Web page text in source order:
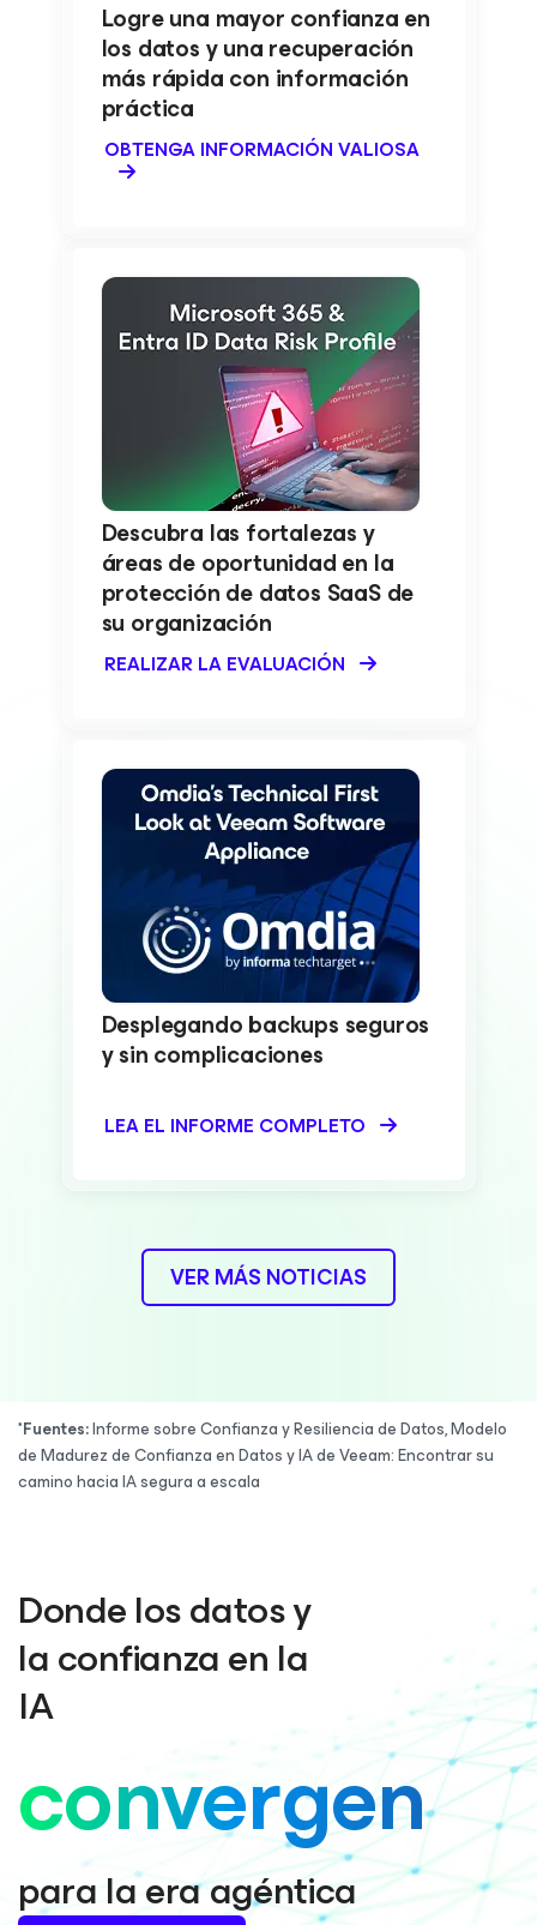
Logre una mayor confianza en
los datos y una recuperación
más rápida con información
práctica
OBTENGA INFORMACIÓN VALIOSA
Descubra las fortalezas y
áreas de oportunidad en la
protección de datos SaaS de
su organización
REALIZAR LA EVALUACIÓN
Desplegando backups seguros
y sin complicaciones
LEA EL INFORME COMPLETO
VER MÁS NOTICIAS
*Fuentes:Informe sobre Confianza y Resiliencia de Datos, Modelo
de Madurez de Confianza en Datos y IA de Veeam: Encontrar su
camino hacia IA segura a escala
Donde los datos y
la confianza en la
IA
convergen
para la era agéntica